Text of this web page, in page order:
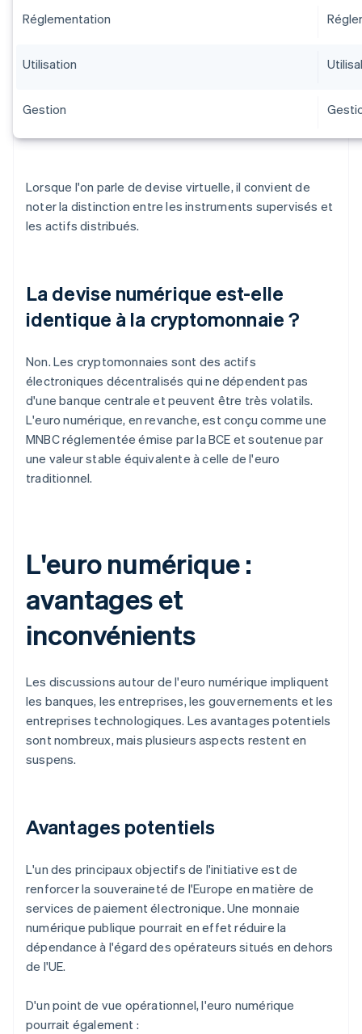
Réglementation
Utilisation
Gestion
Lorsque l'on parle de devise virtuelle, il convient de
noter la distinction entre les instruments supervisés et
les actifs distribués.
La devise numérique est-elle
identique à la cryptomonnaie ?
Non. Les cryptomonnaies sont des actifs
électroniques décentralisés qui ne dépendent pas
d'une banque centrale et peuvent être très volatils.
L'euro numérique, en revanche, est conçu comme une
MNBC réglementée émise par la BCE et soutenue par
une valeur stable équivalente à celle de l'euro
traditionnel.
L'euro numérique :
avantages et
inconvénients
Les discussions autour de l'euro numérique impliquent
les banques, les entreprises, les gouvernements et les
entreprises technologiques. Les avantages potentiels
sont nombreux, mais plusieurs aspects restent en
suspens.
Avantages potentiels
L'un des principaux objectifs de l'initiative est de
renforcer la souveraineté de l'Europe en matière de
services de paiement électronique. Une monnaie
numérique publique pourrait en effet réduire la
dépendance à l'égard des opérateurs situés en dehors
de l'UE.
D'un point de vue opérationnel, l'euro numérique
pourrait également :